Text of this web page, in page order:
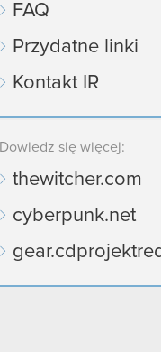
FAQ
Przydatne linki
Kontakt IR
Dowiedz się więcej:
thewitcher.com
cyberpunk.net